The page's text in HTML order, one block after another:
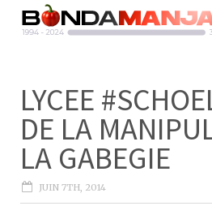
LYCEE
DE LA
LA GABEGIE
JUIN 7TH, 2014